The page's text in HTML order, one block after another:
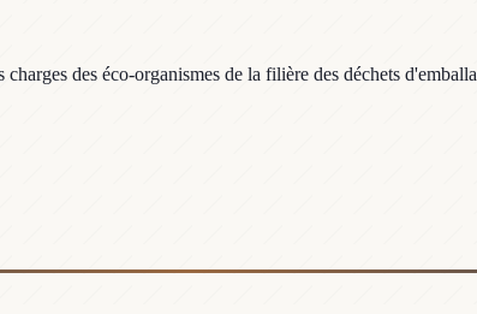
des éco-organismes de la filière des déchets